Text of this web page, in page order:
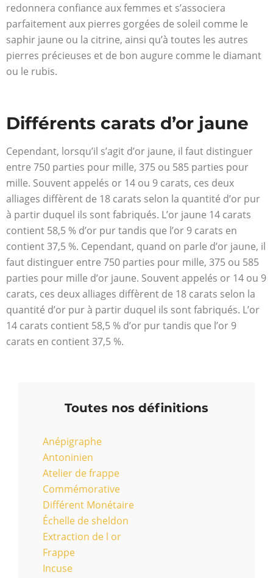
redonnera confiance aux femmes et s’associera
parfaitement aux pierres gorgées de soleil comme le
saphir jaune ou la citrine, ainsi qu’à toutes les autres
pierres précieuses et de bon augure comme le diamant
ou le rubis.
Différents carats d’or jaune
Cependant, lorsqu’il s’agit d’or jaune, il faut distinguer
entre 750 parties pour mille, 375 ou 585 parties pour
mille. Souvent appelés or 14 ou 9 carats, ces deux
alliages diffèrent de 18 carats selon la quantité d’or pur
à partir duquel ils sont fabriqués. L’or jaune 14 carats
contient 58,5 % d’or pur tandis que l’or 9 carats en
contient 37,5 %. Cependant, quand on parle d’or jaune, il
faut distinguer entre 750 parties pour mille, 375 ou 585
parties pour mille d’or jaune. Souvent appelés or 14 ou 9
carats, ces deux alliages diffèrent de 18 carats selon la
quantité d’or pur à partir duquel ils sont fabriqués. L’or
14 carats contient 58,5 % d’or pur tandis que l’or 9
carats en contient 37,5 %.
Toutes nos définitions
Anépigraphe
Antoninien
Atelier de frappe
Commémorative
Différent Monétaire
Échelle de sheldon
Extraction de l or
Frappe
Incuse